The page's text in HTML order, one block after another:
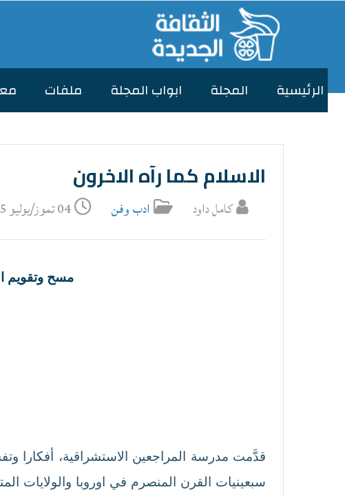
الرئیسیة المجلة ابواب المجلة ملفات
الاسلام كما رآه الاخرون
كامل داود ادب وفن 04 تموز/يوليو 2025
مسح وتقويم
قدَّمت مدرسة المراجعين الاستشراقية، أفكارا
سبعينيات القرن المنصرم في اوروبا والولايات